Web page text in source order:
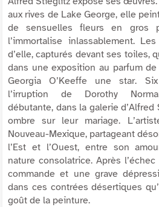
aux rives de Lake George, elle
de sensuelles fleurs en gros
l’immortalise inlassablement.
d’elle, capturés devant ses toiles,
dans une exposition au parfum
Georgia O’Keeffe une star.
l’irruption de Dorothy
débutante, dans la galerie
ombre sur leur mariage.
Nouveau-Mexique, partageant
l’Est et l’Ouest, entre son
nature consolatrice. Après l’échec
commande et une grave
dans ces contrées désertiques
goût de la peinture.